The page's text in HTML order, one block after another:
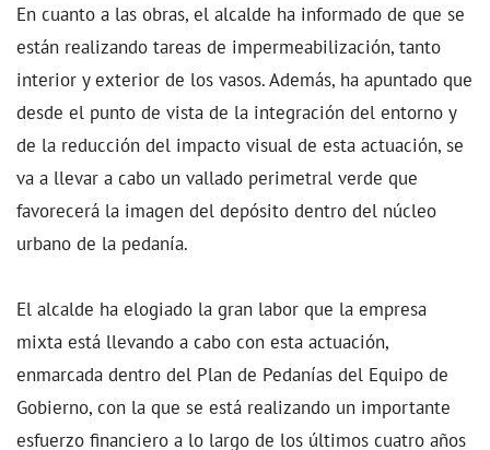
En cuanto a las obras, el alcalde ha informado de que se
están realizando tareas de impermeabilización, tanto
interior y exterior de los vasos. Además, ha apuntado que
desde el punto de vista de la integración del entorno y
de la reducción del impacto visual de esta actuación, se
va a llevar a cabo un vallado perimetral verde que
favorecerá la imagen del depósito dentro del núcleo
urbano de la pedanía.
El alcalde ha elogiado la gran labor que la empresa
mixta está llevando a cabo con esta actuación,
enmarcada dentro del Plan de Pedanías del Equipo de
Gobierno, con la que se está realizando un importante
esfuerzo financiero a lo largo de los últimos cuatro años